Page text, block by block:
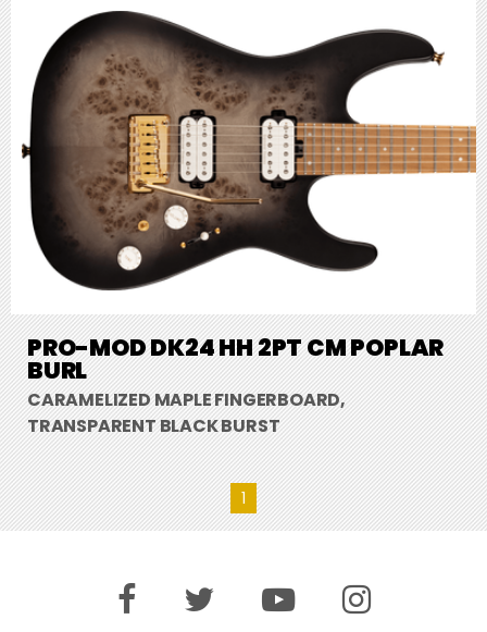
PRO-MOD DK24 HH 2PT CM POPLAR
BURL
CARAMELIZED MAPLE FINGERBOARD,
TRANSPARENT BLACK BURST
1